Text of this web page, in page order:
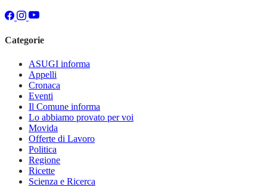
Categorie
ASUGI informa
Appelli
Cronaca
Eventi
Il Comune informa
Lo abbiamo provato per voi
Movida
Offerte di Lavoro
Politica
Regione
Ricette
Scienza e Ricerca